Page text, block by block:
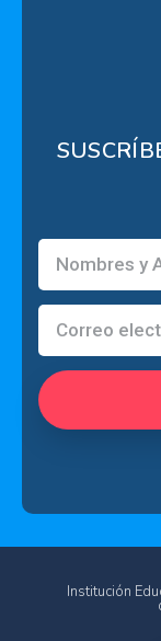
Institución